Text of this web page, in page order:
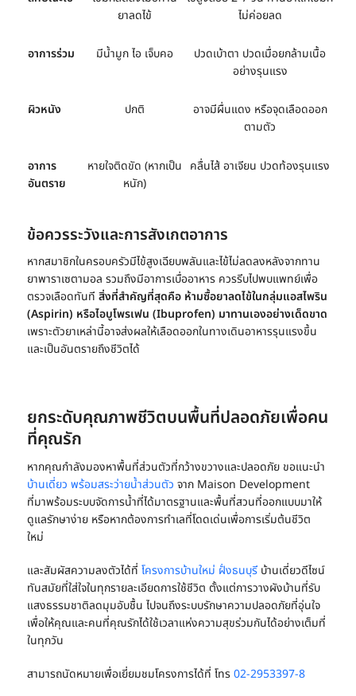
ยาลดไข้
ไม่ค่อยลด
อาการร่วม มีน้ำมูก ไอ เจ็บคอ
ปวดเบ้าตา ปวดเมื่อยกล้ามเนื้อ
อย่างรุนแรง
ผิวหนัง ปกติ
อาจมีผื่นแดง หรือจุดเลือดออก
ตามตัว
อาการ
อันตราย
หายใจติดขัด (หากเป็น
หนัก)
คลื่นไส้ อาเจียน ปวดท้องรุนแรง
ข้อควรระวังและการสังเกตอาการ
หากสมาชิกในครอบครัวมีไข้สูงเฉียบพลันและไข้ไม่ลดลงหลังจากทาน
ยาพาราเซตามอล รวมถึงมีอาการเบื่ออาหาร ควรรีบไปพบแพทย์เพื่อ
ตรวจเลือดทันที สิ่งที่สำคัญที่สุดคือ ห้ามซื้อยาลดไข้ในกลุ่มแอสไพริน
(Aspirin) หรือไอบูโพรเฟน (Ibuprofen) มาทานเองอย่างเด็ดขาด
เพราะตัวยาเหล่านี้อาจส่งผลให้เลือดออกในทางเดินอาหารรุนแรงขึ้น
และเป็นอันตรายถึงชีวิตได้
ยกระดับคุณภาพชีวิตบนพื้นที่ปลอดภัยเพื่อคน
ที่คุณรัก
หากคุณกำลังมองหาพื้นที่ส่วนตัวที่กว้างขวางและปลอดภัย ขอแนะนำ
บ้านเดี่ยว พร้อมสระว่ายน้ำส่วนตัว จาก Maison Development
ที่มาพร้อมระบบจัดการน้ำที่ได้มาตรฐานและพื้นที่สวนที่ออกแบบมาให้
ดูแลรักษาง่าย หรือหากต้องการทำเลที่โดดเด่นเพื่อการเริ่มต้นชีวิต
ใหม่
และสัมผัสความลงตัวได้ที่ โครงการบ้านใหม่ ฝั่งธนบุรี บ้านเดี่ยวดีไซน์
ทันสมัยที่ใส่ใจในทุกรายละเอียดการใช้ชีวิต ตั้งแต่การวางผังบ้านที่รับ
แสงธรรมชาติลดมุมอับชื้น ไปจนถึงระบบรักษาความปลอดภัยที่อุ่นใจ
เพื่อให้คุณและคนที่คุณรักได้ใช้เวลาแห่งความสุขร่วมกันได้อย่างเต็มที่
ในทุกวัน
สามารถนัดหมายเพื่อเยี่ยมชมโครงการได้ที่ โทร02-2953397-8